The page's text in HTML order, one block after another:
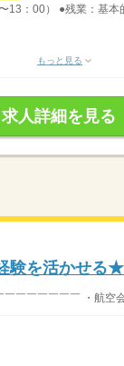
13：00） ●残業：基本
もっと見る
求人詳細を見る
験を活かせる
￣￣￣￣￣￣ ・航空